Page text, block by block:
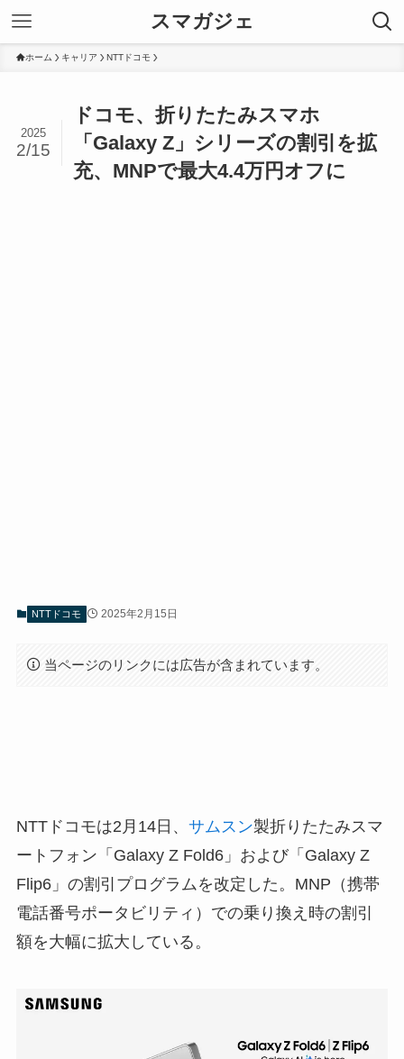
スマガジェ
ホーム キャリア NTTドコモ
ドコモ、折りたたみスマホ
「Galaxy Z」シリーズの割引を拡
充、MNPで最大4.4万円オフに
2025
2/15
NTTドコモ 2025年2月15日
当ページのリンクには広告が含まれています。
NTTドコモは2月14日、 サムスン製折りたたみスマ
ートフォン「Galaxy Z Fold6」および「Galaxy Z
Flip6」の割引プログラムを改定した。MNP（携帯
電話番号ポータビリティ）での乗り換え時の割引
額を大幅に拡大している。